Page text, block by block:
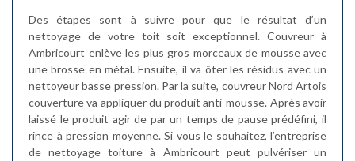
Des étapes sont à suivre pour que le résultat d’un
nettoyage de votre toit soit exceptionnel. Couvreur à
Ambricourt enlève les plus gros morceaux de mousse avec
une brosse en métal. Ensuite, il va ôter les résidus avec un
nettoyeur basse pression. Par la suite, couvreur Nord Artois
couverture va appliquer du produit anti-mousse. Après avoir
laissé le produit agir de par un temps de pause prédéfini, il
rince à pression moyenne. Si vous le souhaitez, l’entreprise
de nettoyage toiture à Ambricourt peut pulvériser un